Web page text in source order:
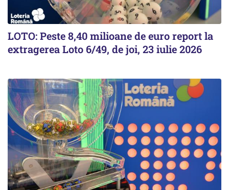
LOTO: Peste 8,40 milioane de euro report la
extragerea Loto 6/49, de joi, 23 iulie 2026